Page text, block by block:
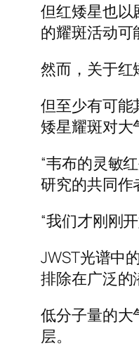
但红矮星也以
的耀斑活动可
然而，关于红
但至少有可能
矮星耀斑对大
“韦布的灵敏
研究的共同作
“我们才刚刚
JWST光谱中
排除在广泛的
低分子量的大
层。